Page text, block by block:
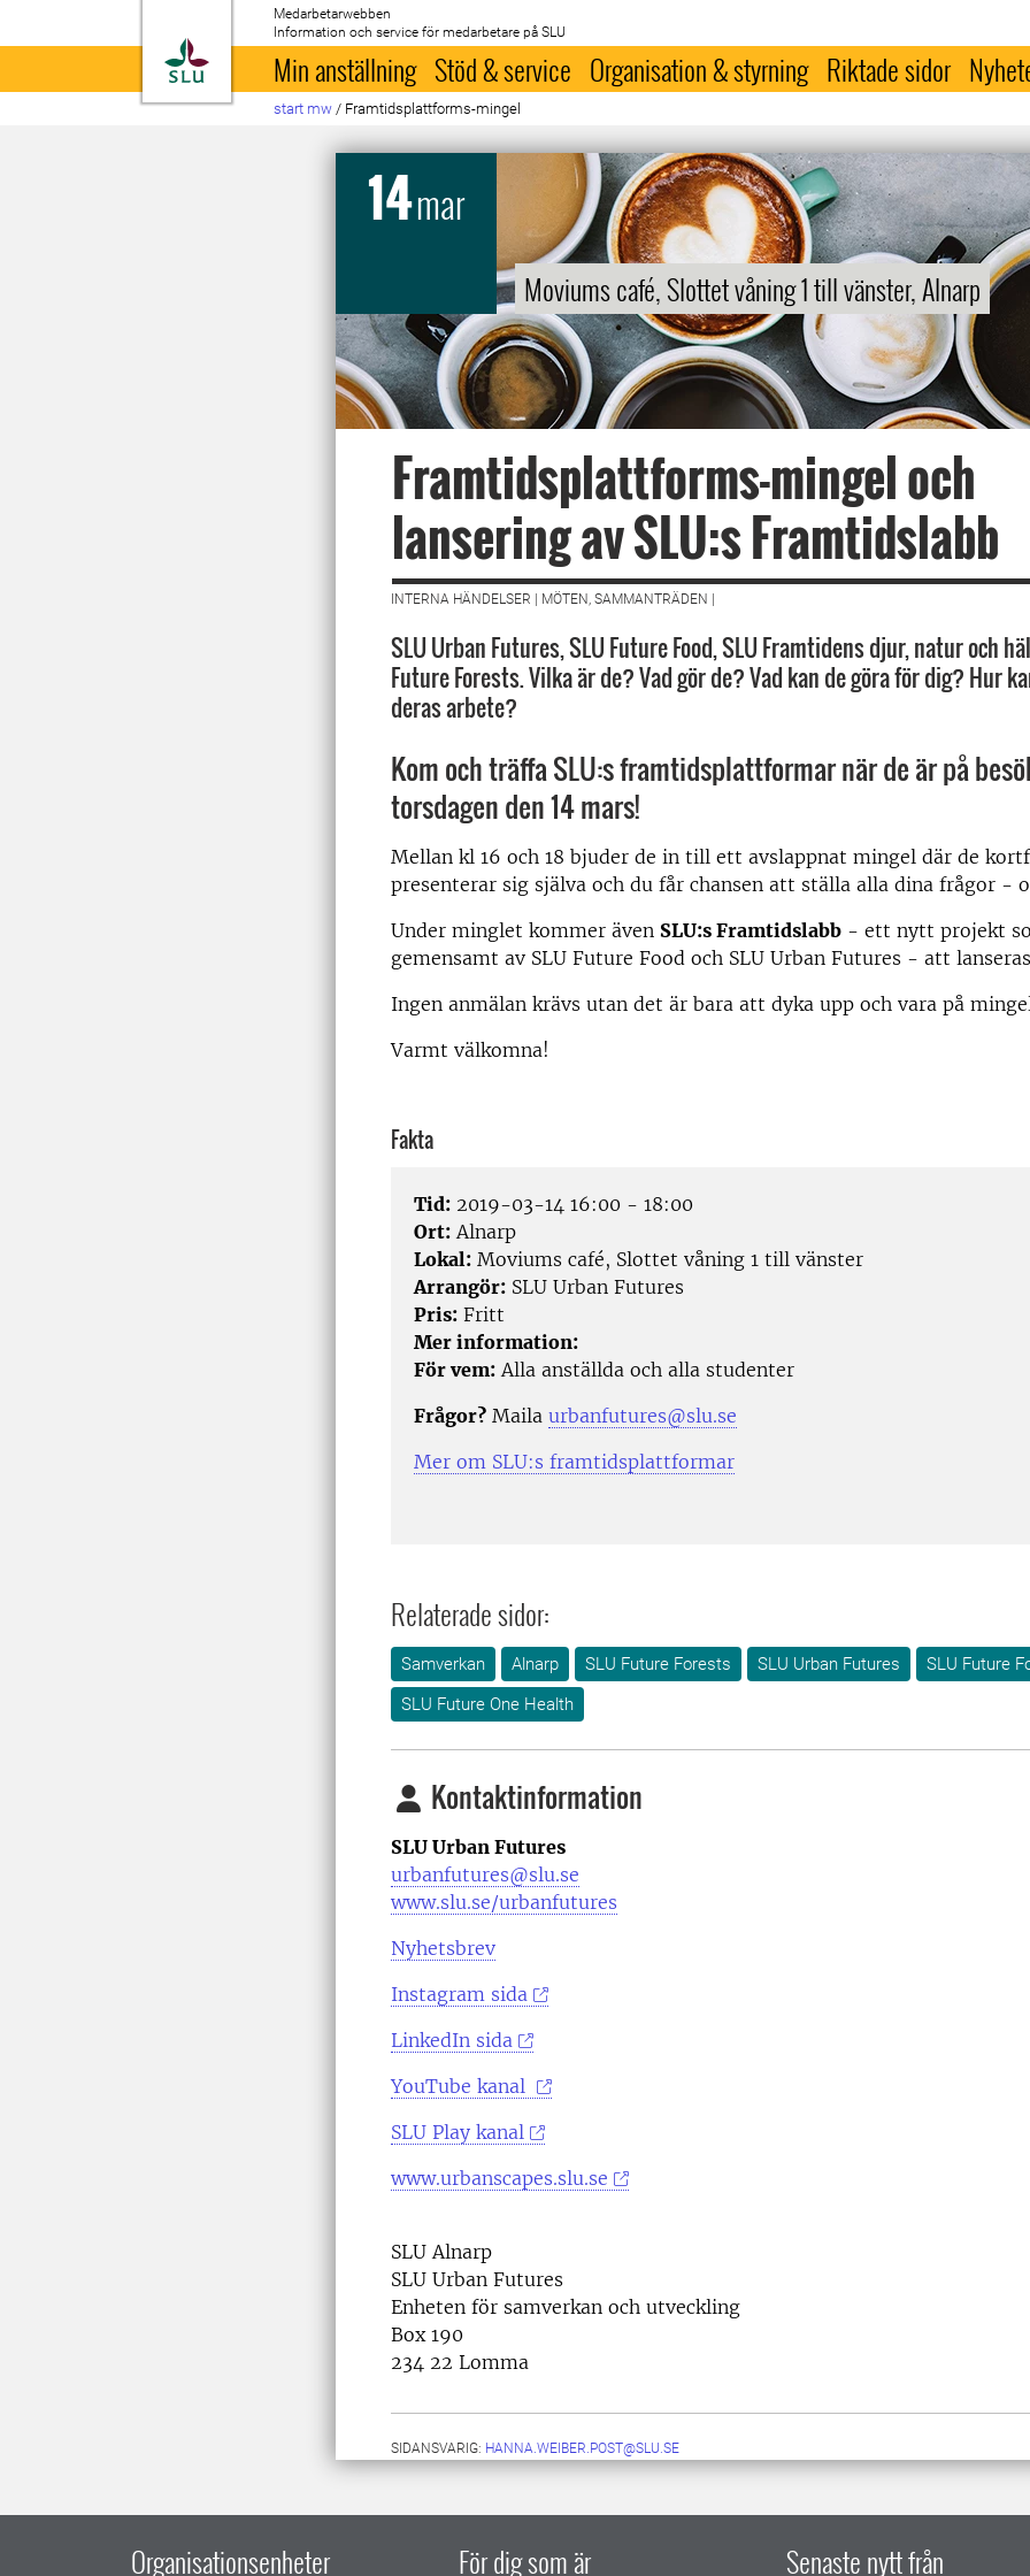
Till startsida
Medarbetarwebben
Information och service för medarbetare på SLU
Min anställning Stöd & service Organisation & styrning Riktade sidor
start mw / Framtidsplattforms-mingel
14mar
Moviums café, Slottet våning 1 till vänster, Alnarp
Framtidsplattforms-mingel och
lansering av SLU:s Framtidslabb
INTERNA HÄNDELSER | MÖTEN, SAMMANTRÄDEN |
SLU Urban Futures, SLU Future Food, SLU Framtidens djur, natur och
Future Forests. Vilka är de? Vad gör de? Vad kan de göra för dig? Hur
deras arbete?
Kom och träffa SLU:s framtidsplattformar när de är på
torsdagen den 14 mars!
Mellan kl 16 och 18 bjuder de in till ett avslappnat mingel där de
presenterar sig själva och du får chansen att ställa alla dina frågor -
Under minglet kommer även SLU:s Framtidslabb - ett nytt projekt
gemensamt av SLU Future Food och SLU Urban Futures - att
Ingen anmälan krävs utan det är bara att dyka upp och vara på
Varmt välkomna!
Fakta
Tid: 2019-03-14 16:00 - 18:00
Ort: Alnarp
Lokal: Moviums café, Slottet våning 1 till vänster
Arrangör: SLU Urban Futures
Pris: Fritt
Mer information:
För vem: Alla anställda och alla studenter
Frågor? Maila urbanfutures@slu.se
Mer om SLU:s framtidsplattformar
Relaterade sidor:
Samverkan Alnarp SLU Future Forests SLU Urban Futures
SLU Future
SLU Future One Health
Kontaktinformation
SLU Urban Futures
urbanfutures@slu.se
www.slu.se/urbanfutures
Nyhetsbrev
Instagram sida
LinkedIn sida
YouTube kanal
SLU Play kanal
www.urbanscapes.slu.se
SLU Alnarp
SLU Urban Futures
Enheten för samverkan och utveckling
Box 190
234 22 Lomma
SIDANSVARIG: HANNA.WEIBER.POST@SLU.SE
Organisationsenheter För dig som är Senaste nytt från